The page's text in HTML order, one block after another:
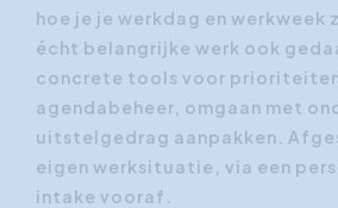
hoe je je werkdag en werkweek
écht belangrijke werk ook
concrete tools voor
agendabeheer, omgaan met
uitstelgedrag aanpakken.
eigen werksituatie, via een
intake vooraf.